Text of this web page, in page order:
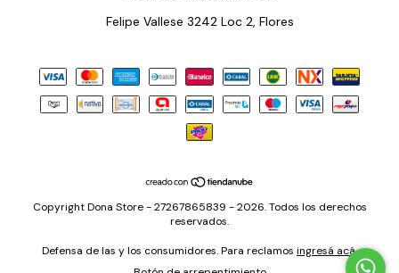
Felipe Vallese 3242 Loc 2, Flores
Copyright Dona Store - 27267865839 - 2026. Todos los derechos
reservados.
Defensa de las y los consumidores. Para reclamos ingresá acá.